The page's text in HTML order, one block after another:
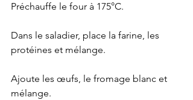
Préchauffe le four à 175°C.
Dans le saladier, place la farine, les
protéines et mélange.
Ajoute les œufs, le fromage blanc et
mélange.